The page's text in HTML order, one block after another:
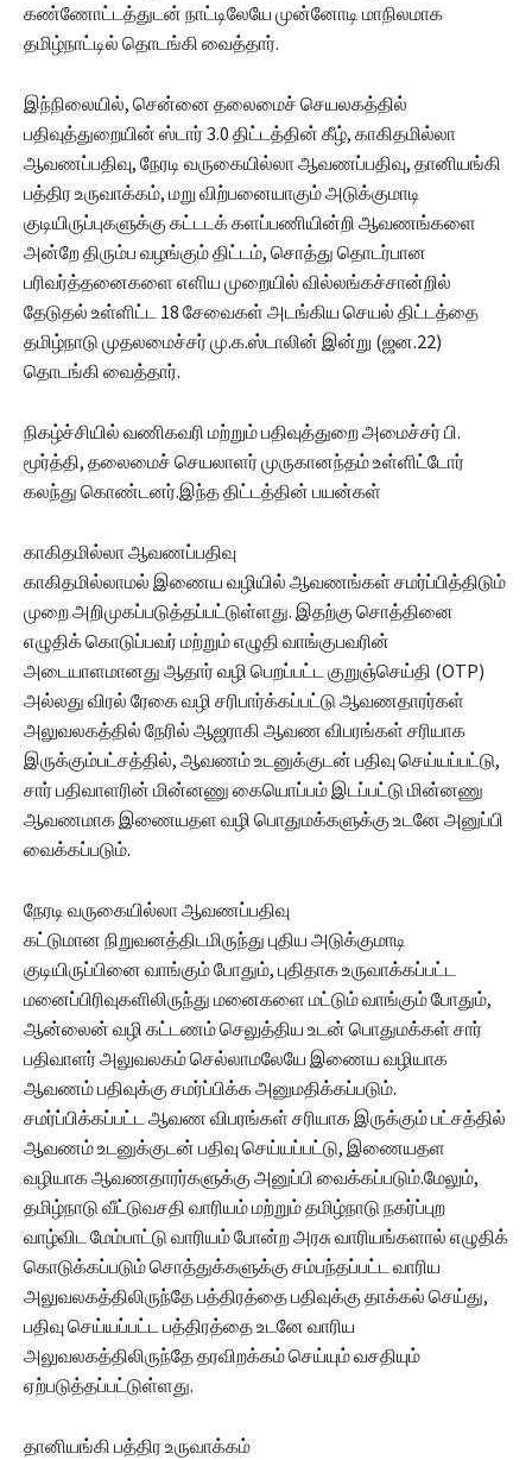
கண்ணோட்டத்துடன் நாட்டிலேயே முன்னோடி மாநிலமாக
தமிழ்நாட்டில் தொடங்கி வைத்தார்.
இந்நிலையில், சென்னை தலைமைச் செயலகத்தில்
பதிவுத்துறையின் ஸ்டார் 3.0 திட்டத்தின் கீழ், காகிதமில்லா
ஆவணப்பதிவு, நேரடி வருகையில்லா ஆவணப்பதிவு, தானியங்கி
பத்திர உருவாக்கம், மறு விற்பனையாகும் அடுக்குமாடி
குடியிருப்புகளுக்கு கட்டடக் களப்பணியின்றி ஆவணங்களை
அன்றே திரும்ப வழங்கும் திட்டம், சொத்து தொடர்பான
பரிவர்த்தனைகளை எளிய முறையில் வில்லங்கச்சான்றில்
தேடுதல் உள்ளிட்ட 18 சேவைகள் அடங்கிய செயல் திட்டத்தை
தமிழ்நாடு முதலமைச்சர் மு.க.ஸ்டாலின் இன்று (ஜன.22)
தொடங்கி வைத்தார்.
நிகழ்ச்சியில் வணிகவரி மற்றும் பதிவுத்துறை அமைச்சர் பி.
மூர்த்தி, தலைமைச் செயலாளர் முருகானந்தம் உள்ளிட்டோர்
கலந்து கொண்டனர்.இந்த திட்டத்தின் பயன்கள்
காகிதமில்லா ஆவணப்பதிவு
காகிதமில்லாமல் இணைய வழியில் ஆவணங்கள் சமர்ப்பித்திடும்
முறை அறிமுகப்படுத்தப்பட்டுள்ளது. இதற்கு சொத்தினை
எழுதிக் கொடுப்பவர் மற்றும் எழுதி வாங்குபவரின்
அடையாளமானது ஆதார் வழி பெறப்பட்ட குறுஞ்செய்தி (OTP)
அல்லது விரல் ரேகை வழி சரிபார்க்கப்பட்டு ஆவணதாரர்கள்
அலுவலகத்தில் நேரில் ஆஜராகி ஆவண விபரங்கள் சரியாக
இருக்கும்பட்சத்தில், ஆவணம் உடனுக்குடன் பதிவு செய்யப்பட்டு,
சார் பதிவாளரின் மின்னணு கையொப்பம் இடப்பட்டு மின்னணு
ஆவணமாக இணையதள வழி பொதுமக்களுக்கு உடனே அனுப்பி
வைக்கப்படும்.
நேரடி வருகையில்லா ஆவணப்பதிவு
கட்டுமான நிறுவனத்திடமிருந்து புதிய அடுக்குமாடி
குடியிருப்பினை வாங்கும் போதும், புதிதாக உருவாக்கப்பட்ட
மனைப்பிரிவுகளிலிருந்து மனைகளை மட்டும் வாங்கும் போதும்,
ஆன்லைன் வழி கட்டணம் செலுத்திய உடன் பொதுமக்கள் சார்
பதிவாளர் அலுவலகம் செல்லாமலேயே இணைய வழியாக
ஆவணம் பதிவுக்கு சமர்ப்பிக்க அனுமதிக்கப்படும்.
சமர்ப்பிக்கப்பட்ட ஆவண விபரங்கள் சரியாக இருக்கும் பட்சத்தில்
ஆவணம் உடனுக்குடன் பதிவு செய்யப்பட்டு, இணையதள
வழியாக ஆவணதாரர்களுக்கு அனுப்பி வைக்கப்படும்.மேலும்,
தமிழ்நாடு வீட்டுவசதி வாரியம் மற்றும் தமிழ்நாடு நகர்ப்புற
வாழ்விட மேம்பாட்டு வாரியம் போன்ற அரசு வாரியங்களால் எழுதிக்
கொடுக்கப்படும் சொத்துக்களுக்கு சம்பந்தப்பட்ட வாரிய
அலுவலகத்திலிருந்தே பத்திரத்தை பதிவுக்கு தாக்கல் செய்து,
பதிவு செய்யப்பட்ட பத்திரத்தை உடனே வாரிய
அலுவலகத்திலிருந்தே தரவிறக்கம் செய்யும் வசதியும்
ஏற்படுத்தப்பட்டுள்ளது.
தானியங்கி பத்திர உருவாக்கம்